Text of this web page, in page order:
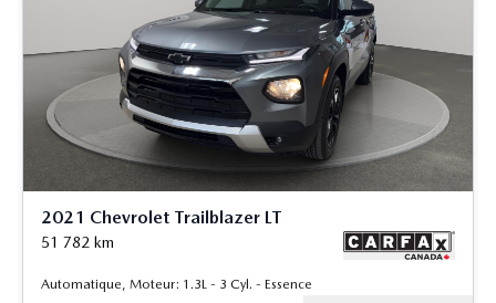
2021 Chevrolet Trailblazer LT
51 782 km
Automatique, Moteur: 1.3L - 3 Cyl. - Essence